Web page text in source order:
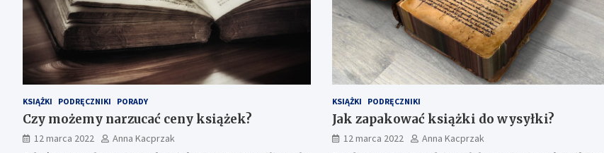
KSIĄŻKI PODRĘCZNIKI PORADY
Czy możemy narzucać ceny książek?
12 marca 2022
Anna Kacprzak
KSIĄŻKI PODRĘCZNIKI
Jak zapakować książki do wysyłki?
12 marca 2022
Anna Kacprzak